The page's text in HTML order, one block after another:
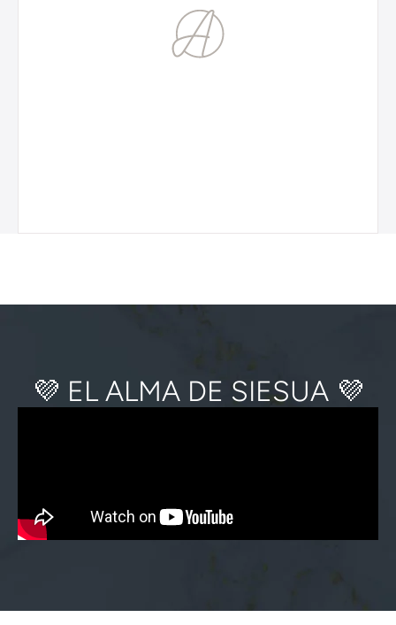
💜 EL ALMA DE SIESUA 💜